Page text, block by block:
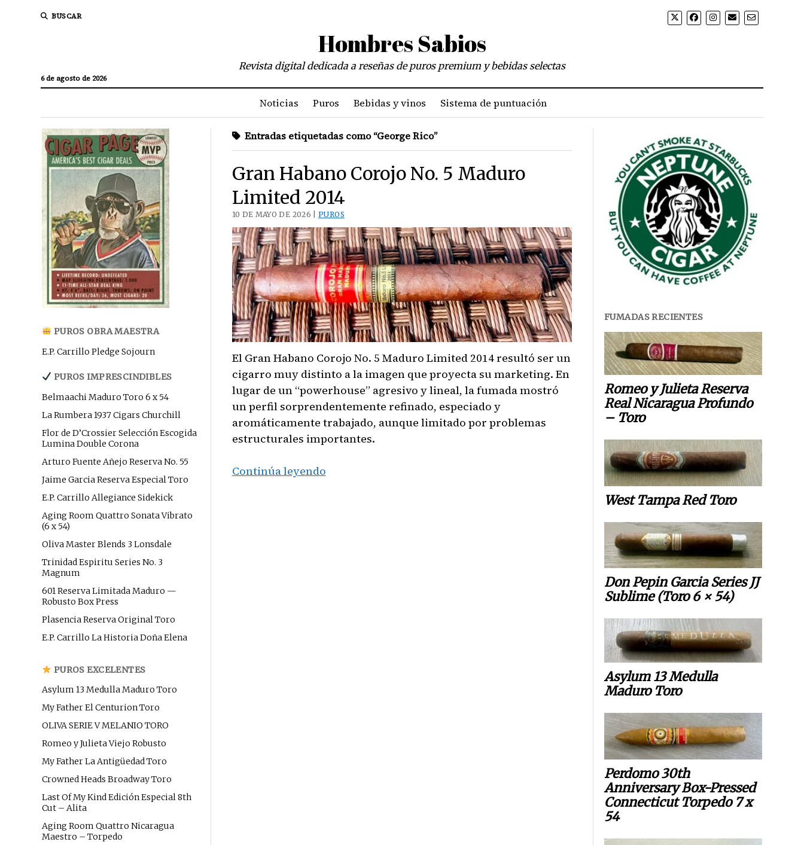
BUSCAR
Hombres Sabios
6 de agosto de 2026
Revista digital dedicada a reseñas de puros premium y bebidas selectas
Noticias Puros Bebidas y vinos Sistema de puntuación
PUROS OBRA MAESTRA
E.P. Carrillo Pledge Sojourn
PUROS IMPRESCINDIBLES
Belmaachi Maduro Toro 6 x 54
La Rumbera 1937 Cigars Churchill
Flor de D’Crossier Selección Escogida
Lumina Double Corona
Arturo Fuente Añejo Reserva No. 55
Jaime Garcia Reserva Especial Toro
E.P. Carrillo Allegiance Sidekick
Aging Room Quattro Sonata Vibrato
(6 x 54)
Oliva Master Blends 3 Lonsdale
Trinidad Espiritu Series No. 3
Magnum
601 Reserva Limitada Maduro —
Robusto Box Press
Plasencia Reserva Original Toro
E.P. Carrillo La Historia Doña Elena
PUROS EXCELENTES
Asylum 13 Medulla Maduro Toro
My Father El Centurion Toro
OLIVA SERIE V MELANIO TORO
Romeo y Julieta Viejo Robusto
My Father La Antigüedad Toro
Crowned Heads Broadway Toro
Last Of My Kind Edición Especial 8th
Cut – Alita
Aging Room Quattro Nicaragua
Maestro – Torpedo
Entradas etiquetadas como “George Rico”
Gran Habano Corojo No. 5 Maduro
Limited 2014
10 DE MAYO DE 2026 |PUROS
El Gran Habano Corojo No. 5 Maduro Limited 2014 resultó ser un
cigarro muy distinto a la imagen que proyecta su marketing. En
lugar de un “powerhouse” agresivo y lineal, la fumada mostró
un perfil sorprendentemente refinado, especiado y
aromáticamente trabajado, aunque limitado por problemas
estructurales importantes.
Continúa leyendoGran
FUMADAS RECIENTES
Romeo y Julieta Reserva
Real Nicaragua Profundo
– Toro
West Tampa Red Toro
Don Pepin Garcia Series JJ
Sublime (Toro 6 × 54)
Asylum 13 Medulla
Maduro Toro
Perdomo 30th
Anniversary Box-Pressed
Connecticut Torpedo 7 x
54